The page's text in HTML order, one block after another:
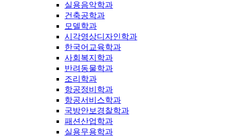
실용음악학과
건축공학과
모델학과
시각영상디자인학과
한국어교육학과
사회복지학과
반려동물학과
조리학과
항공정비학과
항공서비스학과
국방안보경찰학과
패션산업학과
실용무용학과